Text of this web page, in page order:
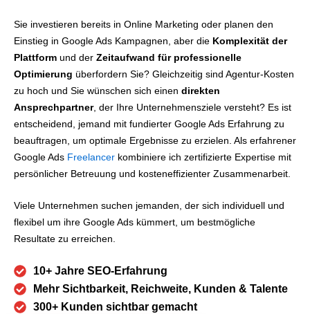
Sie investieren bereits in Online Marketing oder planen den
Einstieg in Google Ads Kampagnen, aber die Komplexität der
Plattform und der Zeitaufwand für professionelle
Optimierung überfordern Sie? Gleichzeitig sind Agentur-Kosten
zu hoch und Sie wünschen sich einen direkten
Ansprechpartner, der Ihre Unternehmensziele versteht? Es ist
entscheidend, jemand mit fundierter Google Ads Erfahrung zu
beauftragen, um optimale Ergebnisse zu erzielen. Als erfahrener
Google Ads Freelancer kombiniere ich zertifizierte Expertise mit
persönlicher Betreuung und kosteneffizienter Zusammenarbeit.
Viele Unternehmen suchen jemanden, der sich individuell und
flexibel um ihre Google Ads kümmert, um bestmögliche
Resultate zu erreichen.
10+ Jahre SEO-Erfahrung
Mehr Sichtbarkeit, Reichweite, Kunden & Talente
300+ Kunden sichtbar gemacht